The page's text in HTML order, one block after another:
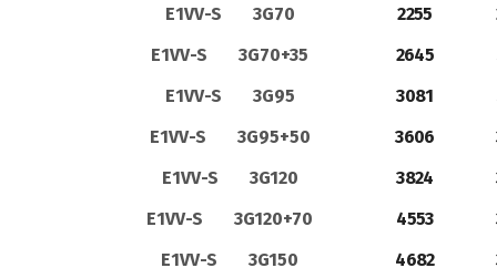
E1VV-S 3G70
2255
E1VV-S 3G70+35
2645
E1VV-S 3G95
3081
E1VV-S 3G95+50
3606
E1VV-S 3G120
3824
E1VV-S 3G120+70
4553
E1VV-S 3G150
4682